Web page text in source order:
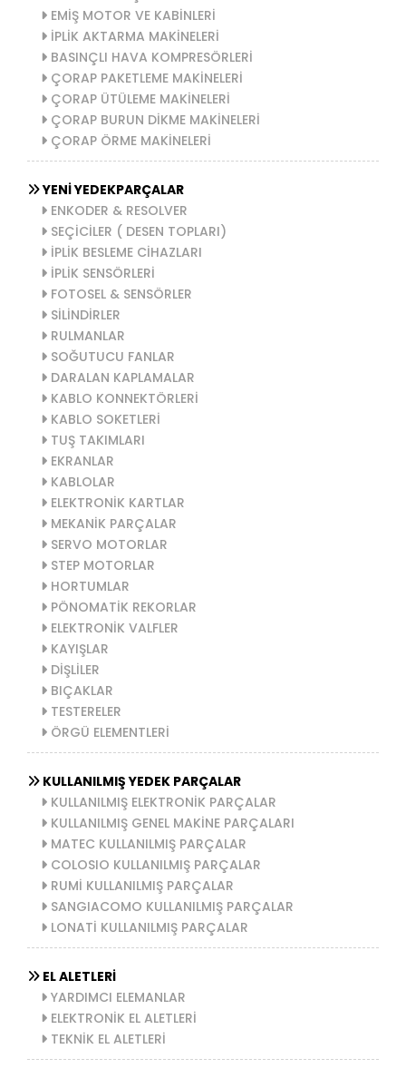
EMİŞ MOTOR VE KABİNLERİ
İPLİK AKTARMA MAKİNELERİ
BASINÇLI HAVA KOMPRESÖRLERİ
ÇORAP PAKETLEME MAKİNELERİ
ÇORAP ÜTÜLEME MAKİNELERİ
ÇORAP BURUN DİKME MAKİNELERİ
ÇORAP ÖRME MAKİNELERİ
YENİ YEDEKPARÇALAR
ENKODER & RESOLVER
SEÇİCİLER ( DESEN TOPLARI)
İPLİK BESLEME CİHAZLARI
İPLİK SENSÖRLERİ
FOTOSEL & SENSÖRLER
SİLİNDİRLER
RULMANLAR
SOĞUTUCU FANLAR
DARALAN KAPLAMALAR
KABLO KONNEKTÖRLERİ
KABLO SOKETLERİ
TUŞ TAKIMLARI
EKRANLAR
KABLOLAR
ELEKTRONİK KARTLAR
MEKANİK PARÇALAR
SERVO MOTORLAR
STEP MOTORLAR
HORTUMLAR
PÖNOMATİK REKORLAR
ELEKTRONİK VALFLER
KAYIŞLAR
DİŞLİLER
BIÇAKLAR
TESTERELER
ÖRGÜ ELEMENTLERİ
KULLANILMIŞ YEDEK PARÇALAR
KULLANILMIŞ ELEKTRONİK PARÇALAR
KULLANILMIŞ GENEL MAKİNE PARÇALARI
MATEC KULLANILMIŞ PARÇALAR
COLOSIO KULLANILMIŞ PARÇALAR
RUMİ KULLANILMIŞ PARÇALAR
SANGIACOMO KULLANILMIŞ PARÇALAR
LONATİ KULLANILMIŞ PARÇALAR
EL ALETLERİ
YARDIMCI ELEMANLAR
ELEKTRONİK EL ALETLERİ
TEKNİK EL ALETLERİ